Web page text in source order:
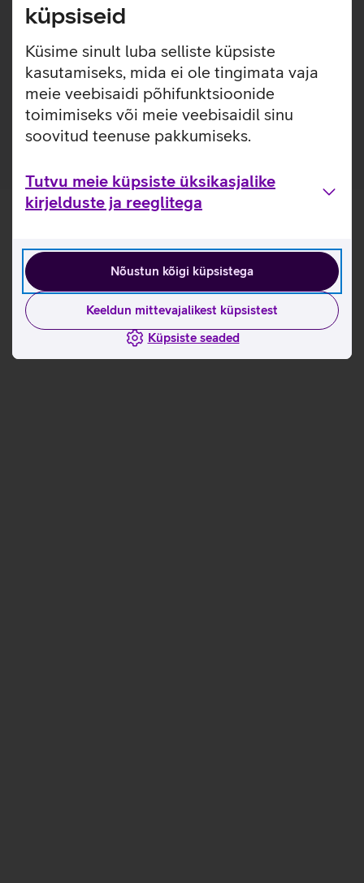
küpsiseid
Küsime sinult luba selliste küpsiste
kasutamiseks, mida ei ole tingimata vaja
meie veebisaidi põhifunktsioonide
toimimiseks või meie veebisaidil sinu
soovitud teenuse pakkumiseks.
Tutvu meie küpsiste üksikasjalike
kirjelduste ja reeglitega
Nõustun kõigi küpsistega
Keeldun mittevajalikest küpsistest
Küpsiste seaded
Samsungi kiirlaadimise adapter USB-C väljundiga. Adapter
laeb võimsusega kuni 45 W ning on varustatud Power
Delivery 3.0 tehnoloogiaga.
Toiteadapter minimeerib ooterežiimi võimsust 20 mW'lt
5 mW'le, suurendades energiasäästu kuni 75%.